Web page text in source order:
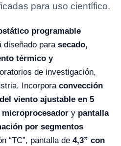
para uso científico.
programable
diseñado para secado,
térmico y
de investigación,
Incorpora convección
viento ajustable en 5
y pantalla
por segmentos
“TC”, pantalla de 4,3” con